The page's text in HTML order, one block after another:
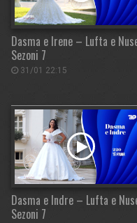
Dasma e Irene – Lufta e
Sezoni 7
31/01 22:15
Dasma e Indre – Lufta e
Sezoni 7